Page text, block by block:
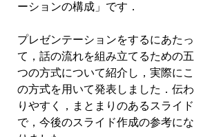
ーションの構成」です．
プレゼンテーションをするにあたっ
て，話の流れを組み立てるための五
つの方式について紹介し，実際にこ
の方式を用いて発表しました．伝わ
りやすく，まとまりのあるスライド
で，今後のスライド作成の参考にな